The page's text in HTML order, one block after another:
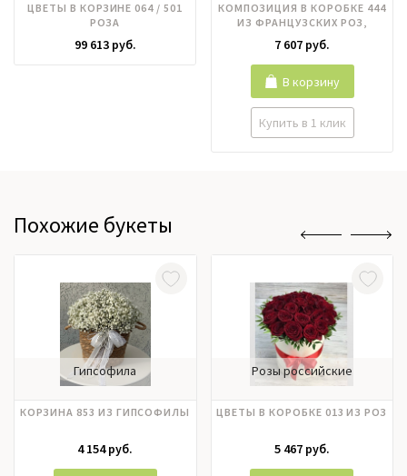
ЦВЕТЫ В КОРЗИНЕ 064 / 501
РОЗА
99 613 руб.
КОМПОЗИЦИЯ В КОРОБКЕ 444
ИЗ ФРАНЦУЗСКИХ РОЗ,
ПИОНОВИДНЫХ РОЗ
7 607 руб.
Купить в 1 клик
В корзину
Похожие букеты
Гипсофила
КОРЗИНА 853 ИЗ ГИПСОФИЛЫ
4 154 руб.
Розы российские
ЦВЕТЫ В КОРОБКЕ 013 ИЗ РОЗ
5 467 руб.